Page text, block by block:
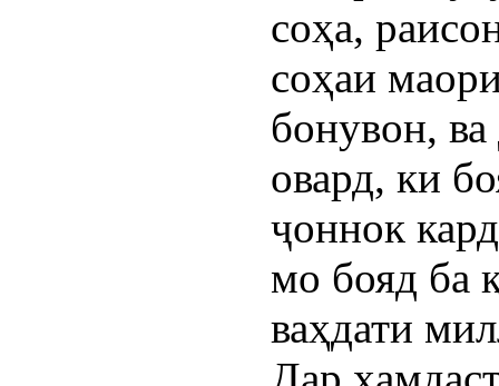
соҳа,
соҳаи
бонувон, ва
овард, ки
ҷоннок
мо бояд ба
ваҳдати